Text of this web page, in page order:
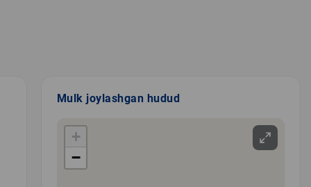
Mulk joylashgan hudud
+
−